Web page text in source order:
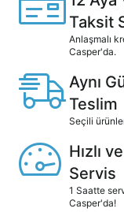
Taksit
Anlaşmalı
Casper'da.
Aynı
Teslim
Seçili
Hızlı
Servis
1 Saatte
Casper'da!